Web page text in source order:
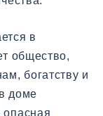
в
общество,
богатству и
доме
опасная